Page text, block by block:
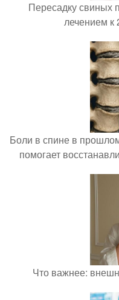
Пересадку свиных
лечением к
Боли в спине в
помогает
Что важнее: